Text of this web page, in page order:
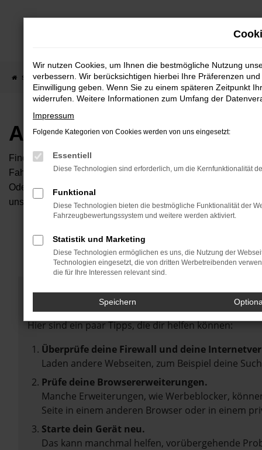
Zum
Startseite Fahrzeugangebote Autobörse
Autobörse
Finden Sie Ihren neuen Traumwagen bei uns. Dafür haben
Fahrzeuge an, die bei uns auf dem Hof stehen. Dann
Oder Sie klicken auf den Button Autobörse und Sie haben
unserem Händlernetzwerk. Diese Fahrzeuge können wir
Fehler: Network Error
Beim Laden ist ein Fehler aufgetreten.
Hier sind ein paar Tipps, die dir helfen können:
Überprüfe deine Firewall und deine
Laden andere Webseiten, zum Beispiel deine
Prüfe deine Browsererweiterungen.
Manche Erweiterungen, wie Werbeblocker,
Seite in einem anderen Browser oder in einem
Starte dein Gerät neu.
Das kann manchmal helfen, vorübergehende
Wir nutzen Cookies, um Ihnen die bestmögliche Nutzung
verbessern. Wir berücksichtigen hierbei Ihre Präferenzen
Einwilligung geben. Wenn Sie zu einem späteren Zeitpunkt
widerrufen. Weitere Informationen zum Umfang der
Impressum
Folgende Kategorien von Cookies werden von uns eingesetzt:
Essentiell
Diese Technologien sind erforderlich, um die Kernfunktionalität
Funktional
Diese Technologien bieten die bestmögliche Funktionalität der
Fahrzeugbewertungssystem und weitere werden aktiviert.
Statistik und Marketing
Diese Technologien ermöglichen es uns, die Nutzung der
Technologien eingesetzt, die von dritten Werbetreibenden
die für Ihre Interessen relevant sind.
Speichern